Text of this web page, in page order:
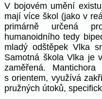
V bojovém umění
mají více škol (jako v
primárně určená
humanoidního tedy
mladý odštěpek Vlka
Samotná škola Vlka je
zaměřená.
s orientem, využívá
pružných útoků,